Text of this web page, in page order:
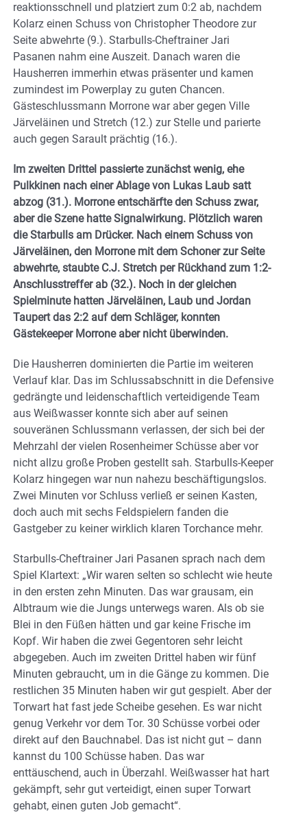
reaktionsschnell und platziert zum 0:2 ab, nachdem
Kolarz einen Schuss von Christopher Theodore zur
Seite abwehrte (9.). Starbulls-Cheftrainer Jari
Pasanen nahm eine Auszeit. Danach waren die
Hausherren immerhin etwas präsenter und kamen
zumindest im Powerplay zu guten Chancen.
Gästeschlussmann Morrone war aber gegen Ville
Järveläinen und Stretch (12.) zur Stelle und parierte
auch gegen Sarault prächtig (16.).
Im zweiten Drittel passierte zunächst wenig, ehe
Pulkkinen nach einer Ablage von Lukas Laub satt
abzog (31.). Morrone entschärfte den Schuss zwar,
aber die Szene hatte Signalwirkung. Plötzlich waren
die Starbulls am Drücker. Nach einem Schuss von
Järveläinen, den Morrone mit dem Schoner zur Seite
abwehrte, staubte C.J. Stretch per Rückhand zum 1:2-
Anschlusstreffer ab (32.). Noch in der gleichen
Spielminute hatten Järveläinen, Laub und Jordan
Taupert das 2:2 auf dem Schläger, konnten
Gästekeeper Morrone aber nicht überwinden.
Die Hausherren dominierten die Partie im weiteren
Verlauf klar. Das im Schlussabschnitt in die Defensive
gedrängte und leidenschaftlich verteidigende Team
aus Weißwasser konnte sich aber auf seinen
souveränen Schlussmann verlassen, der sich bei der
Mehrzahl der vielen Rosenheimer Schüsse aber vor
nicht allzu große Proben gestellt sah. Starbulls-Keeper
Kolarz hingegen war nun nahezu beschäftigungslos.
Zwei Minuten vor Schluss verließ er seinen Kasten,
doch auch mit sechs Feldspielern fanden die
Gastgeber zu keiner wirklich klaren Torchance mehr.
Starbulls-Cheftrainer Jari Pasanen sprach nach dem
Spiel Klartext: „Wir waren selten so schlecht wie heute
in den ersten zehn Minuten. Das war grausam, ein
Albtraum wie die Jungs unterwegs waren. Als ob sie
Blei in den Füßen hätten und gar keine Frische im
Kopf. Wir haben die zwei Gegentoren sehr leicht
abgegeben. Auch im zweiten Drittel haben wir fünf
Minuten gebraucht, um in die Gänge zu kommen. Die
restlichen 35 Minuten haben wir gut gespielt. Aber der
Torwart hat fast jede Scheibe gesehen. Es war nicht
genug Verkehr vor dem Tor. 30 Schüsse vorbei oder
direkt auf den Bauchnabel. Das ist nicht gut – dann
kannst du 100 Schüsse haben. Das war
enttäuschend, auch in Überzahl. Weißwasser hat hart
gekämpft, sehr gut verteidigt, einen super Torwart
gehabt, einen guten Job gemacht“.